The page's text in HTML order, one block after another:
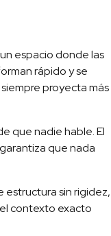
espacio donde las
rápido y se
proyecta más
que nadie hable. El
que nada
estructura sin rigidez,
contexto exacto